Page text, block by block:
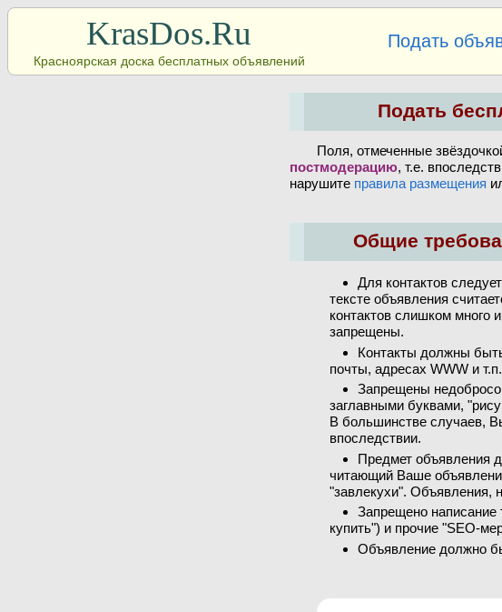
KrasDos.Ru
Красноярская доска бесплатных объявлений
Подать
Подать
Поля, отмеченные
постмодерацию, т.е.
нарушите правила размещения
Общие
Для контактов
тексте объявления
контактов слишком много
запрещены.
Контакты должны
почты, адресах WWW и т.п.
Запрещены
заглавными буквами,
В большинстве случаев,
впоследствии.
Предмет объявления
читающий Ваше
"завлекухи". Объявления,
Запрещено написание
купить") и прочие "SEO-
Объявление должно